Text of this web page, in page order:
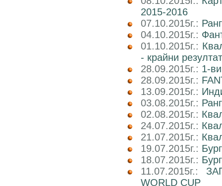
2015-2016
07.10.2015г.:
04.10.2015г.:
01.10.2015г.:
- крайни
28.09.2015г.: 1-
28.09.2015г.:
13.09.2015г.:
03.08.2015г.:
02.08.2015г.:
24.07.2015г.:
21.07.2015г.:
19.07.2015г.:
18.07.2015г.:
11.07.2015г.:
WORLD CUP